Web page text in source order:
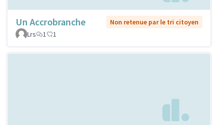
Un Accrobranche
Non retenue par le tri citoyen
Lrs
1 1